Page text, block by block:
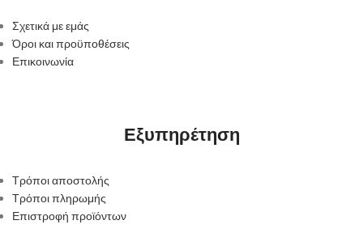
Σχετικά με εμάς
Όροι και προϋποθέσεις
Επικοινωνία
Εξυπηρέτηση
Τρόποι αποστολής
Τρόποι πληρωμής
Επιστροφή προϊόντων